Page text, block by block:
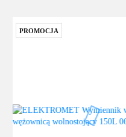
PROMOCJA